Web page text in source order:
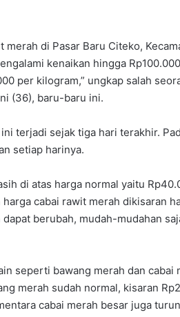
merah di Pasar Baru Citeko,
kenaikan hingga
per kilogram,” ungkap salah
(36), baru-baru ini.
terjadi sejak tiga hari terakhir.
setiap harinya.
di atas harga normal yaitu
cabai rawit merah dikisaran
berubah, mudah-mudahan
seperti bawang merah dan cabai
merah sudah normal, kisaran
cabai merah besar juga